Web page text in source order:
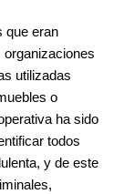
que eran
organizaciones
utilizadas
o
ha sido
todos
y de este